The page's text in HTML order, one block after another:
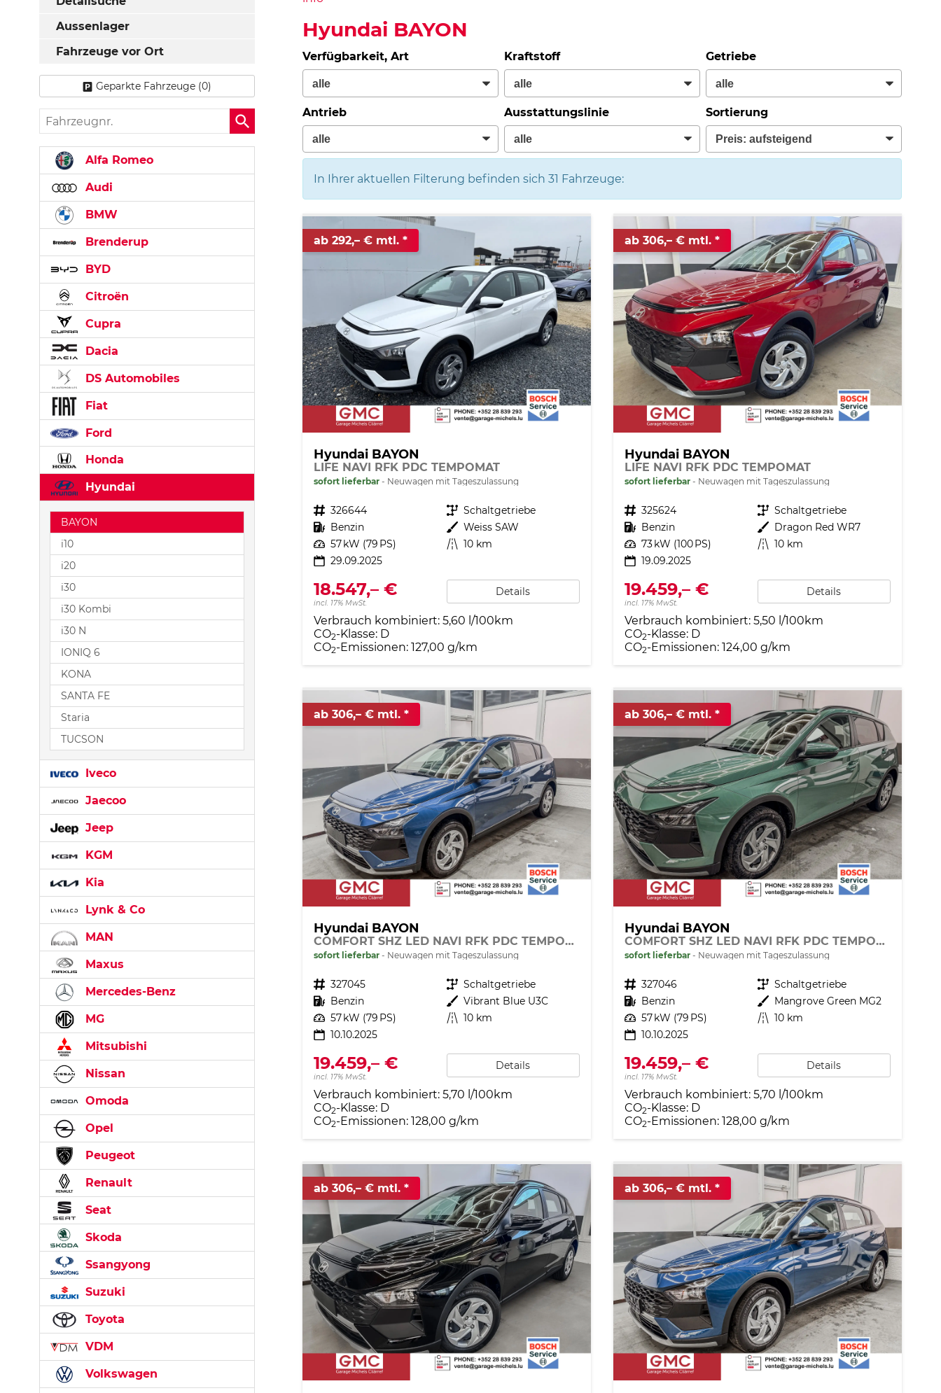
Hyundai BAYON
Verfügbarkeit, Art Kraftstoff Getriebe
Antrieb Ausstattungslinie Sortierung
In Ihrer aktuellen Filterung befinden sich 31 Fahrzeuge:
ab 292,– € mtl.
Hyundai BAYON
LIFE NAVI RFK PDC TEMPOMAT
sofort lieferbar Neuwagen mit Tageszulassung
Fahrzeugnr. 326644 Getriebe Schaltgetriebe
Kraftstoff Benzin Außenfarbe Weiss SAW
Leistung 57 kW (79 PS) Kilometerstand 10 km
29.09.2025
18.547,– €
incl. 17% MwSt.
Details
Verbrauch kombiniert: 5,60 l/100km
CO2-Klasse: D
CO2-Emissionen: 127,00 g/km
ab 306,– € mtl.
Hyundai BAYON
LIFE NAVI RFK PDC TEMPOMAT
sofort lieferbar Neuwagen mit Tageszulassung
Fahrzeugnr. 325624 Getriebe Schaltgetriebe
Kraftstoff Benzin Außenfarbe Dragon Red WR7
Leistung 73 kW (100 PS) Kilometerstand 10 km
19.09.2025
19.459,– €
incl. 17% MwSt.
Details
Verbrauch kombiniert: 5,50 l/100km
CO2-Klasse: D
CO2-Emissionen: 124,00 g/km
ab 306,– € mtl.
Hyundai BAYON
COMFORT SHZ LED NAVI RFK PDC TEMPOMAT
sofort lieferbar Neuwagen mit Tageszulassung
Fahrzeugnr. 327045 Getriebe Schaltgetriebe
Kraftstoff Benzin Außenfarbe Vibrant Blue U3C
Leistung 57 kW (79 PS) Kilometerstand 10 km
10.10.2025
19.459,– €
incl. 17% MwSt.
Details
Verbrauch kombiniert: 5,70 l/100km
CO2-Klasse: D
CO2-Emissionen: 128,00 g/km
ab 306,– € mtl.
Hyundai BAYON
COMFORT SHZ LED NAVI RFK PDC TEMPOMAT
sofort lieferbar Neuwagen mit Tageszulassung
Fahrzeugnr. 327046 Getriebe Schaltgetriebe
Kraftstoff Benzin Außenfarbe Mangrove Green MG2
Leistung 57 kW (79 PS) Kilometerstand 10 km
10.10.2025
19.459,– €
incl. 17% MwSt.
Details
Verbrauch kombiniert: 5,70 l/100km
CO2-Klasse: D
CO2-Emissionen: 128,00 g/km
ab 306,– € mtl. ab 306,– € mtl.
Aussenlager
Fahrzeuge vor Ort
Geparkte Fahrzeuge (0)
Fahrzeugnr.
Alfa Romeo
Audi
BMW
Brenderup
BYD
Citroën
Cupra
Dacia
DS Automobiles
Fiat
Ford
Honda
Hyundai
BAYON
i10
i20
i30
i30 Kombi
i30 N
IONIQ 6
KONA
SANTA FE
Staria
TUCSON
Iveco
Jaecoo
Jeep
KGM
Kia
Lynk & Co
MAN
Maxus
Mercedes-Benz
MG
Mitsubishi
Nissan
Omoda
Opel
Peugeot
Renault
Seat
Skoda
Ssangyong
Suzuki
Toyota
VDM
Volkswagen